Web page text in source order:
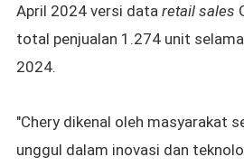
April 2024 versi data retail sales
total penjualan 1.274 unit
2024.
"Chery dikenal oleh masyarakat
unggul dalam inovasi dan